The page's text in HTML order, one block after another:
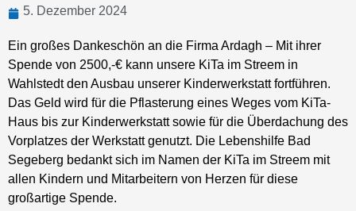
5. Dezember 2024
Ein großes Dankeschön an die Firma Ardagh – Mit ihrer
Spende von 2500,-€ kann unsere KiTa im Streem in
Wahlstedt den Ausbau unserer Kinderwerkstatt fortführen.
Das Geld wird für die Pflasterung eines Weges vom KiTa-
Haus bis zur Kinderwerkstatt sowie für die Überdachung des
Vorplatzes der Werkstatt genutzt. Die Lebenshilfe Bad
Segeberg bedankt sich im Namen der KiTa im Streem mit
allen Kindern und Mitarbeitern von Herzen für diese
großartige Spende.